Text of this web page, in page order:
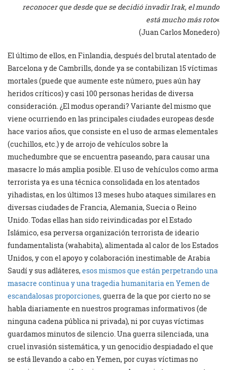
reconocer que desde que se decidió invadir Irak, el mundo
está mucho más roto«
(Juan Carlos Monedero)
El último de ellos, en Finlandia, después del brutal atentado de
Barcelona y de Cambrills, donde ya se contabilizan 15 víctimas
mortales (puede que aumente este número, pues aún hay
heridos críticos) y casi 100 personas heridas de diversa
consideración. ¿El modus operandi? Variante del mismo que
viene ocurriendo en las principales ciudades europeas desde
hace varios años, que consiste en el uso de armas elementales
(cuchillos, etc.) y de arrojo de vehículos sobre la
muchedumbre que se encuentra paseando, para causar una
masacre lo más amplia posible. El uso de vehículos como arma
terrorista ya es una técnica consolidada en los atentados
yihadistas, en los últimos 13 meses hubo ataques similares en
diversas ciudades de Francia, Alemania, Suecia o Reino
Unido. Todas ellas han sido reivindicadas por el Estado
Islámico, esa perversa organización terrorista de ideario
fundamentalista (wahabita), alimentada al calor de los Estados
Unidos, y con el apoyo y colaboración inestimable de Arabia
Saudí y sus adláteres,esos mismos que están perpetrando una
masacre continua y una tragedia humanitaria en Yemen de
escandalosas proporciones,guerra de la que por cierto no se
habla diariamente en nuestros programas informativos (de
ninguna cadena pública ni privada), ni por cuyas víctimas
guardamos minutos de silencio. Una guerra silenciada, una
cruel invasión sistemática, y un genocidio despiadado el que
se está llevando a cabo en Yemen, por cuyas víctimas no